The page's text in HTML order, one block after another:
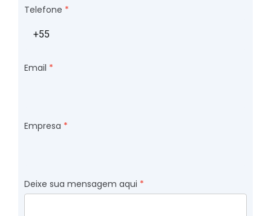
Telefone
Email
Empresa
Deixe sua mensagem aqui